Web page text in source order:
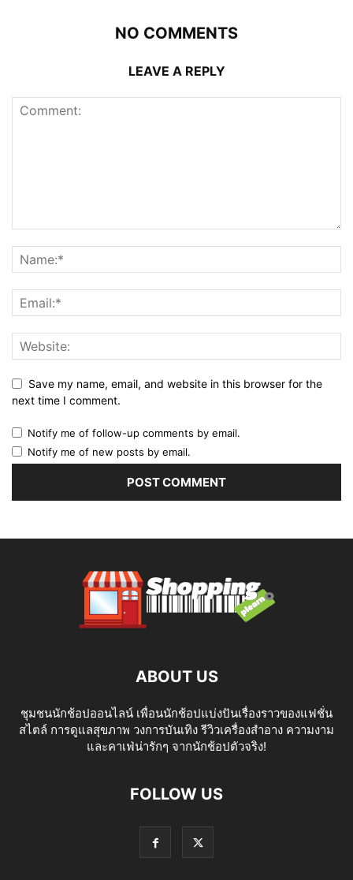
NO COMMENTS
LEAVE A REPLY
Save my name, email, and website in this browser for the
next time I comment.
Notify me of follow-up comments by email.
Notify me of new posts by email.
ABOUT US
ชุมชนนักช้อปออนไลน์ เพื่อนนักช้อปแบ่งปันเรื่องราวของแฟชั่น
สไตล์ การดูแลสุขภาพ วงการบันเทิง รีวิวเครื่องสำอาง ความงาม
และคาเฟ่น่ารักๆ จากนักช้อปตัวจริง!
FOLLOW US